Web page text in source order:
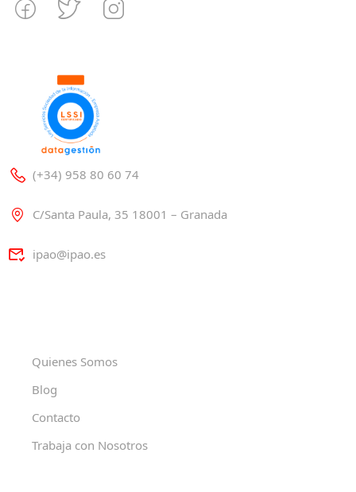
(+34) 958 80 60 74
C/Santa Paula, 35 18001 – Granada
ipao@ipao.es
Quienes Somos
Blog
Contacto
Trabaja con Nosotros